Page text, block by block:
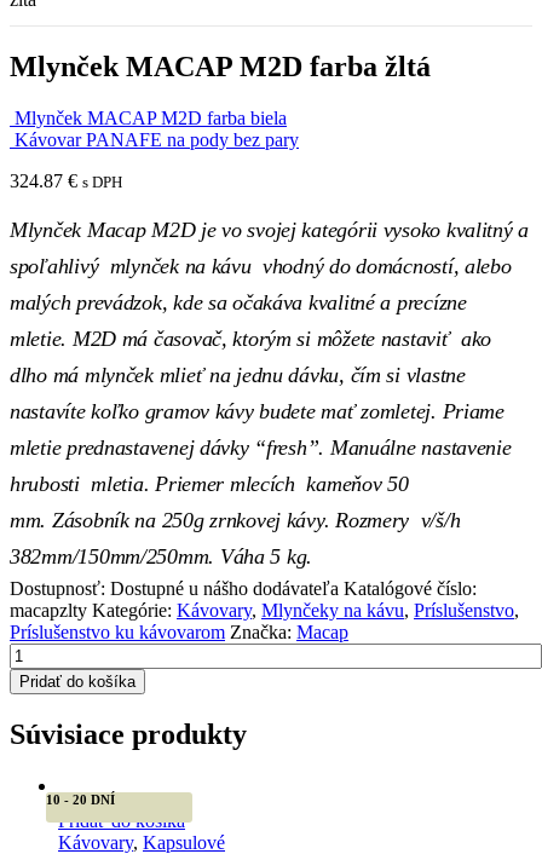
Mlynček MACAP M2D farba žltá
Mlynček MACAP M2D farba biela
Kávovar PANAFE na pody bez pary
324.87 € s DPH
Mlynček Macap M2D je vo svojej kategórii vysoko kvalitný a
spoľahlivý mlynček na kávu vhodný do domácností, alebo
malých prevádzok, kde sa očakáva kvalitné a precízne
mletie. M2D má časovač, ktorým si môžete nastaviť ako
dlho má mlynček mlieť na jednu dávku, čím si vlastne
nastavíte koľko gramov kávy budete mať zomletej. Priame
mletie prednastavenej dávky “fresh”. Manuálne nastavenie
hrubosti mletia. Priemer mlecích kameňov 50
mm. Zásobník na 250g zrnkovej kávy. Rozmery v/š/h
382mm/150mm/250mm. Váha 5 kg.
Dostupnosť: Dostupné u nášho dodávateľa Katalógové číslo:
macapzlty Kategórie: Kávovary, Mlynčeky na kávu, Príslušenstvo,
Príslušenstvo ku kávovarom Značka: Macap
Pridať do košíka
Súvisiace produkty
10 - 20 DNÍ
Pridať do košíka
Kávovary, Kapsulové